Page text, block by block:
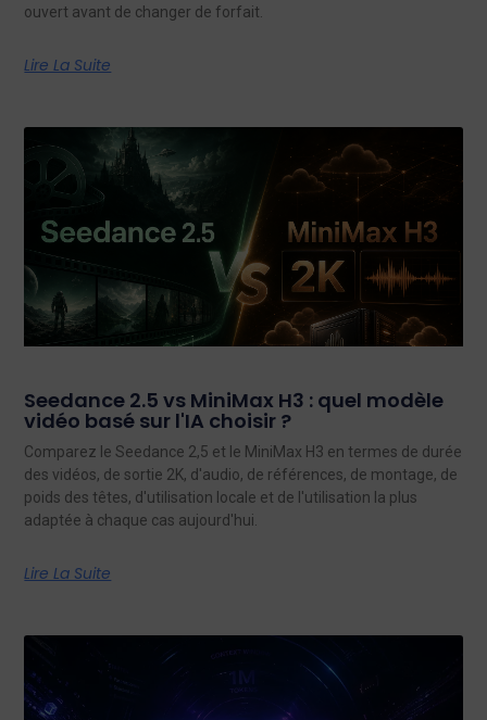
ouvert avant de changer de forfait.
Lire La Suite
Seedance 2.5 vs MiniMax H3 : quel modèle
vidéo basé sur l'IA choisir ?
Comparez le Seedance 2,5 et le MiniMax H3 en termes de durée
des vidéos, de sortie 2K, d'audio, de références, de montage, de
poids des têtes, d'utilisation locale et de l'utilisation la plus
adaptée à chaque cas aujourd'hui.
Lire La Suite